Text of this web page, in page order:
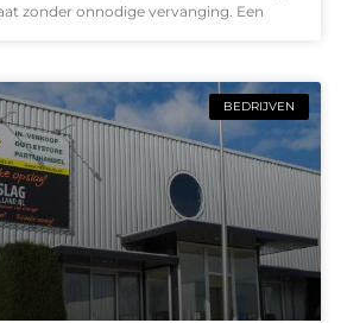
zonder onnodige vervanging. Een
BEDRIJVEN